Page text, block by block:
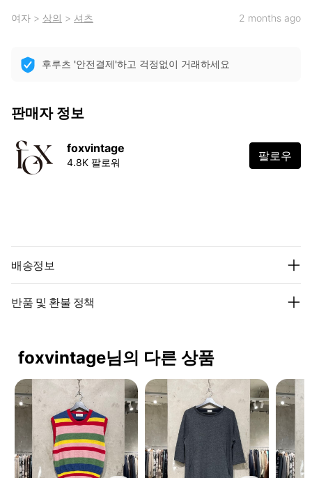
여자 > 상의 > 셔츠 2 months ago
후루츠 '안전결제'하고 걱정없이 거래하세요
판매자 정보
foxvintage
4.8K 팔로워 팔로우
배송정보
반품 및 환불 정책
foxvintage님의 다른 상품